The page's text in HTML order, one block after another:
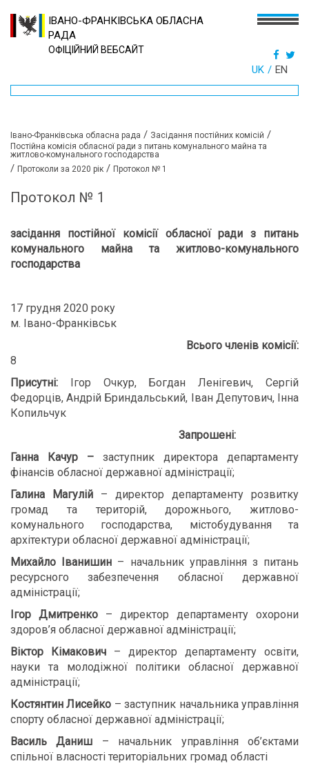
ІВАНО-ФРАНКІВСЬКА ОБЛАСНА
РАДА
ОФІЦІЙНИЙ ВЕБСАЙТ
UK EN
Івано-Франківська обласна рада / Засідання постійних комісій /
Постійна комісія обласної ради з питань комунального майна та
житлово-комунального господарства
/ Протоколи за 2020 рік / Протокол № 1
Протокол № 1
засідання постійної комісії обласної радиз питань
комунального майна та житлово-комунального
господарства
17 грудня 2020 року
м. Івано-Франківськ
Всього членів комісії:
8
Присутні: Ігор Очкур, Богдан Ленігевич, Сергій
Федорців, Андрій Бриндальський, Іван Депутович, Інна
Копильчук
Запрошені:
Ганна Качур – заступник директора департаменту
фінансів обласної державної адміністрації;
Галина Магулій – директор департаменту розвитку
громад та територій, дорожнього, житлово-
комунального господарства, містобудування та
архітектури обласної державної адміністрації;
Михайло Іванишин – начальник управління з питань
ресурсного забезпечення обласної державної
адміністрації;
Ігор Дмитренко – директор департаменту охорони
здоров’я обласної державної адміністрації;
Віктор Кімакович – директор департаменту освіти,
науки та молодіжної політики обласної державної
адміністрації;
Костянтин Лисейко – заступник начальника управління
спорту обласної державної адміністрації;
Василь Даниш – начальник управління об’єктами
спільної власності територіальних громад області